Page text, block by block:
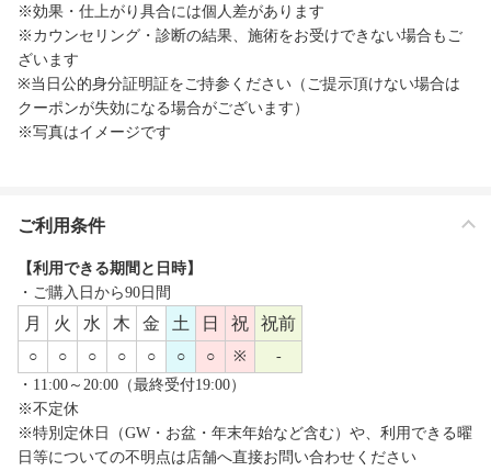
※効果・仕上がり具合には個人差があります
※カウンセリング・診断の結果、施術をお受けできない場合もご
ざいます
※当日公的身分証明証をご持参ください（ご提示頂けない場合は
クーポンが失効になる場合がございます）
※写真はイメージです
ご利用条件
【利用できる期間と日時】
・ご購入日から90日間
月 火 水 木 金 土 日 祝 祝前
○ ○ ○ ○ ○ ○ ○ ※
-
・11:00～20:00（最終受付19:00）
※不定休
※特別定休日（GW・お盆・年末年始など含む）や、利用できる曜
日等についての不明点は店舗へ直接お問い合わせください